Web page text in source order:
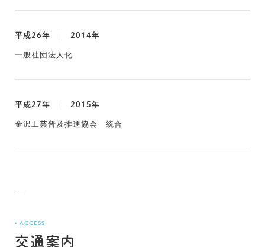
平成26年 2014年
一般社団法人化
平成27年 2015年
金沢工芸普及推進協会 統合
交通案内
ACCESS